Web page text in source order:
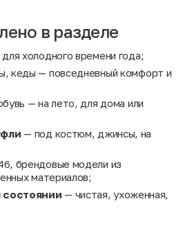
в разделе
холодного времени года;
кеды — повседневный комфорт и
— на лето, для дома или
— под костюм, джинсы, на
брендовые модели из
материалов;
— чистая, ухоженная,